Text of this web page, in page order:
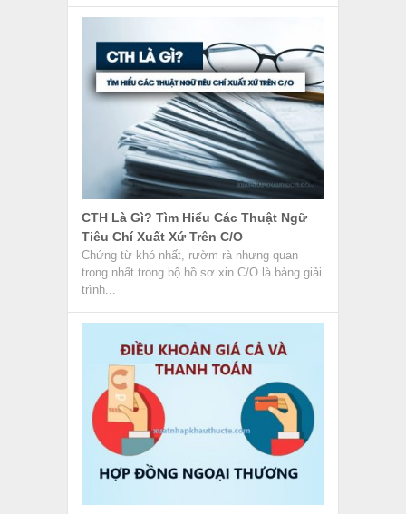
CTH Là Gì? Tìm Hiểu Các Thuật Ngữ
Tiêu Chí Xuất Xứ Trên C/O
Chứng từ khó nhất, rườm rà nhưng quan
trọng nhất trong bộ hồ sơ xin C/O là bảng giải
trình...